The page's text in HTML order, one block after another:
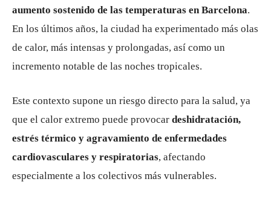
aumento sostenido de las temperaturas en Barcelona.
En los últimos años, la ciudad ha experimentado más olas
de calor, más intensas y prolongadas, así como un
incremento notable de las noches tropicales.
Este contexto supone un riesgo directo para la salud, ya
que el calor extremo puede provocar deshidratación,
estrés térmico y agravamiento de enfermedades
cardiovasculares y respiratorias, afectando
especialmente a los colectivos más vulnerables.